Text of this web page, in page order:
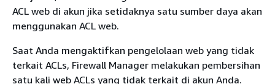
ACL web di akun jika setidaknya satu sumber daya akan
menggunakan ACL web.
Saat Anda mengaktifkan pengelolaan web yang tidak
terkait ACLs, Firewall Manager melakukan pembersihan
satu kali web ACLs yang tidak terkait di akun Anda.